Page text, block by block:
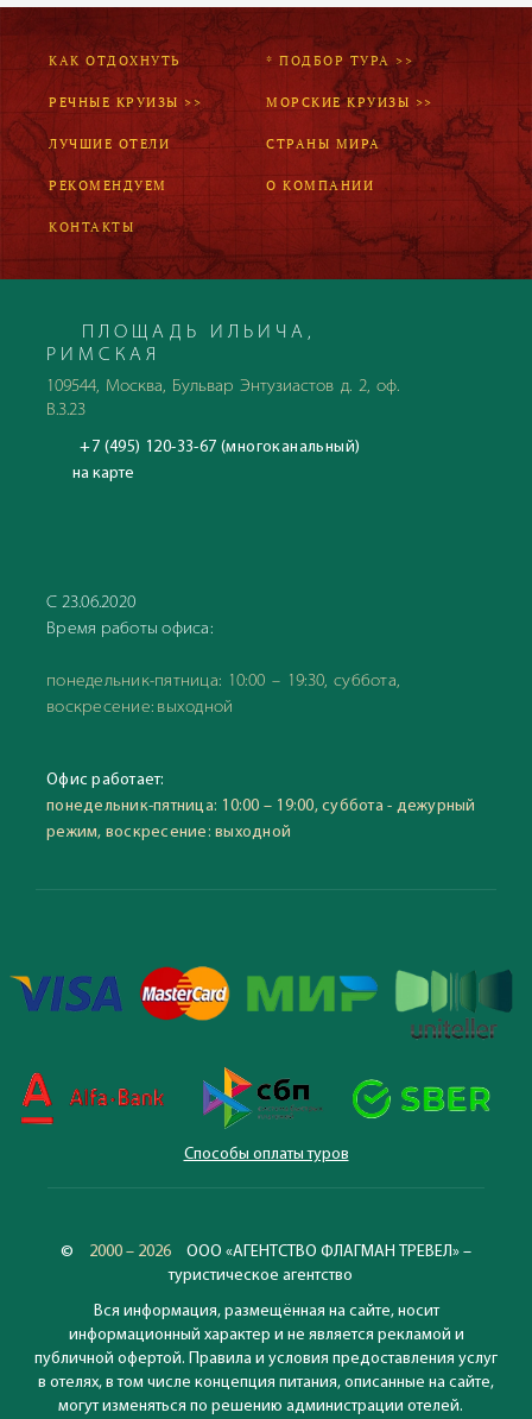
КАК ОТДОХНУТЬ * ПОДБОР ТУРА >>
РЕЧНЫЕ КРУИЗЫ >> МОРСКИЕ КРУИЗЫ >>
ЛУЧШИЕ ОТЕЛИ СТРАНЫ МИРА
РЕКОМЕНДУЕМ О КОМПАНИИ
КОНТАКТЫ
ПЛОЩАДЬ ИЛЬИЧА,
РИМСКАЯ
109544, Москва, Бульвар Энтузиастов д. 2, оф.
В.3.23
+7 (495) 120-33-67 (многоканальный)
на карте
С 23.06.2020
Время работы офиса:
понедельник-пятница: 10:00 – 19:30, суббота,
воскресение: выходной
Офис работает:
понедельник-пятница: 10:00 – 19:00, суббота - дежурный
режим, воскресение: выходной
Способы оплаты туров
© 2000 – 2026
ООО «АГЕНТСТВО ФЛАГМАН ТРЕВЕЛ» –
туристическое агентство
Вся информация, размещённая на сайте, носит
информационный характер и не является рекламой и
публичной офертой. Правила и условия предоставления услуг
в отелях, в том числе концепция питания, описанные на сайте,
могут изменяться по решению администрации отелей.